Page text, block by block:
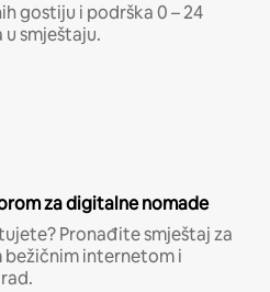
gostiju i podrška 0 – 24
smještaju.
za digitalne nomade
Pronađite smještaj za
bežičnim internetom i